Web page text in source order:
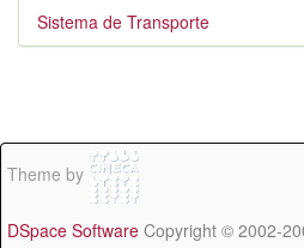
Sistema de Transporte
Theme by
DSpace Software Copyright © 2002-